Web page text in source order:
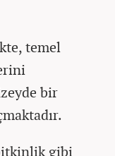
temel
bir
gibi